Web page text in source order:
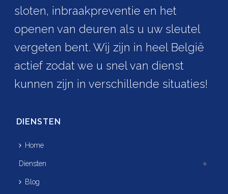
sloten, inbraakpreventie en het
openen van deuren als u uw sleutel
vergeten bent. Wij zijn in heel België
actief zodat we u snel van dienst
kunnen zijn in verschillende situaties!
DIENSTEN
Home
Diensten
Blog